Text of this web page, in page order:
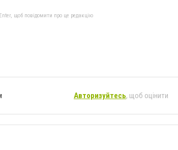
щоб повідомити про це редакцію
Авторизуйтесь, щоб оцінити